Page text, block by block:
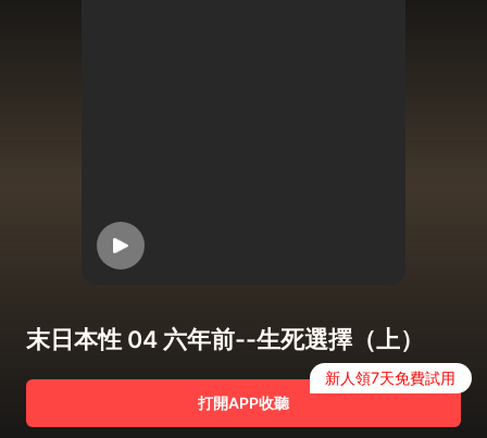
末日本性 04 六年前--生死選擇（上）
打開APP收聽
新人領7天免費試用